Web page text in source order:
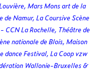
Mars Mons art de la
Namur, La Coursive Scène
CCN La Rochelle, Théâtre de
nationale de Blois, Maison
dance Festival, La Coop vzw
Wallonie-Bruxelles &